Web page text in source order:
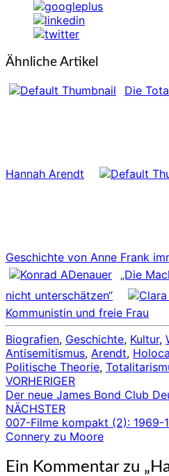
Ähnliche Artikel
Die
Hannah Arendt
Geschichte von Anne Frank
„Die
nicht unterschätzen“
Kommunistin und freie Frau
Biografien, Geschichte, Kultur,
Antisemitismus, Arendt,
Politische Theorie,
Beitragsnavigation
VORHERIGER
Der neue James Bond Club
NÄCHSTER
007-Filme kompakt (2): 1969-
Connery zu Moore
Ein Kommentar zu „